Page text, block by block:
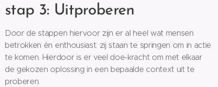
stap 3: Uitproberen
Door de stappen hiervoor zijn er al heel wat mensen
betrokken én enthousiast: zij staan te springen om in actie
te komen. Hierdoor is er veel doe-kracht om met elkaar
de gekozen oplossing in een bepaalde context uit te
proberen.